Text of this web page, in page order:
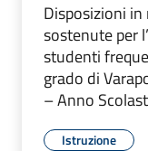
Disposizioni
sostenute per
studenti
grado di
– Anno
Istruzione